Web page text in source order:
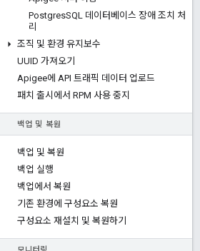
PostgresSQL 데이터베이스 장애 조치 처
리
조직 및 환경 유지보수
UUID 가져오기
Apigee에 API 트래픽 데이터 업로드
패치 출시에서 RPM 사용 중지
백업 및 복원
백업 및 복원
백업 실행
백업에서 복원
기존 환경에 구성요소 복원
구성요소 재설치 및 복원하기